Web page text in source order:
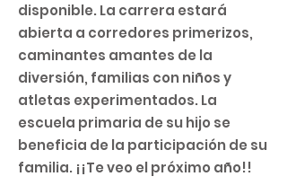
disponible. La carrera estará
abierta a corredores primerizos,
caminantes amantes de la
diversión, familias con niños y
atletas experimentados. La
escuela primaria de su hijo se
beneficia de la participación de su
familia. ¡¡Te veo el próximo año!!